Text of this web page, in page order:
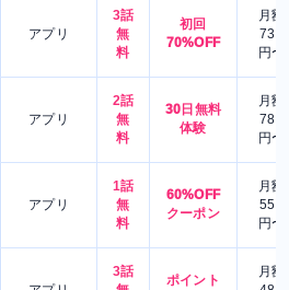
アプリ
3話
無
料
初回
70%OFF
月額
730
円〜
アプリ
2話
無
料
30日無料
体験
月額
780
円〜
アプリ
1話
無
料
60%OFF
クーポン
月額
550
円〜
3話
ポイント
月額